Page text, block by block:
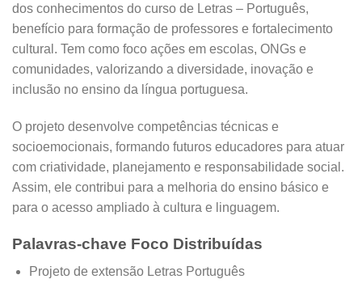
dos conhecimentos do curso de Letras – Português,
benefício para formação de professores e fortalecimento
cultural. Tem como foco ações em escolas, ONGs e
comunidades, valorizando a diversidade, inovação e
inclusão no ensino da língua portuguesa.
O projeto desenvolve competências técnicas e
socioemocionais, formando futuros educadores para atuar
com criatividade, planejamento e responsabilidade social.
Assim, ele contribui para a melhoria do ensino básico e
para o acesso ampliado à cultura e linguagem.
Palavras-chave Foco Distribuídas
Projeto de extensão Letras Português